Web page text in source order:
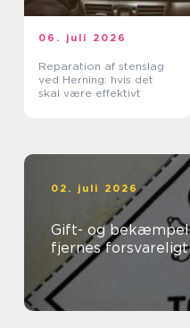
06. juli 2026
Reparation af stenslag
ved Herning: hvis det
skal være effektivt
02. juli 2026
Gift- og
fjernes forsvareligt